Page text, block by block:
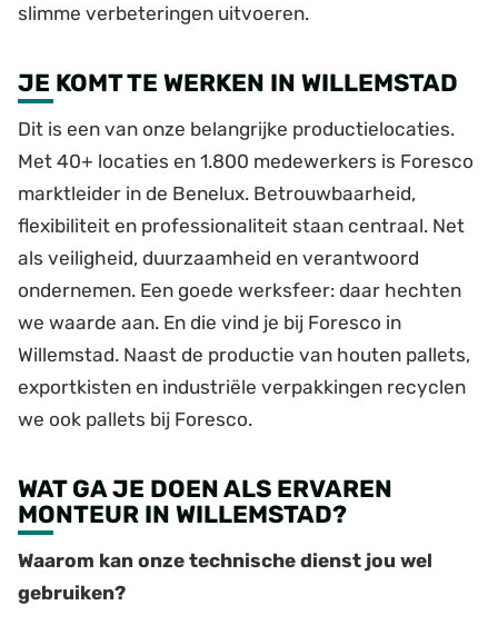
slimme verbeteringen uitvoeren.
JE KOMT TE WERKEN IN WILLEMSTAD
Dit is een van onze belangrijke productielocaties.
Met 40+ locaties en 1.800 medewerkers is Foresco
marktleider in de Benelux. Betrouwbaarheid,
flexibiliteit en professionaliteit staan centraal. Net
als veiligheid, duurzaamheid en verantwoord
ondernemen. Een goede werksfeer: daar hechten
we waarde aan. En die vind je bij Foresco in
Willemstad. Naast de productie van houten pallets,
exportkisten en industriële verpakkingen recyclen
we ook pallets bij Foresco.
WAT GA JE DOEN ALS ERVAREN
MONTEUR IN WILLEMSTAD?
Waarom kan onze technische dienst jou wel
gebruiken?